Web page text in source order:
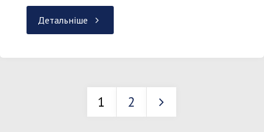
Детальніше "Статистичний
вимірювань"
Пагінація
1 2